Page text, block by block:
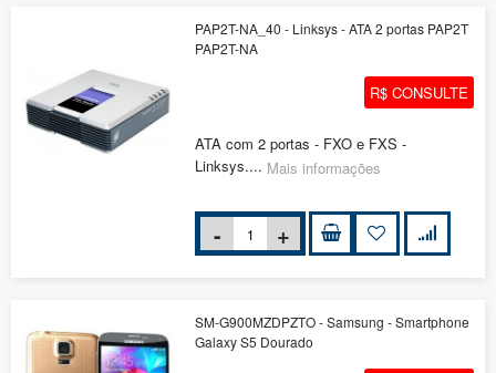
PAP2T-NA_40 - Linksys - ATA 2 portas PAP2T
PAP2T-NA
R$ CONSULTE
ATA com 2 portas - FXO e FXS -
Linksys.... Mais informações
SM-G900MZDPZTO - Samsung - Smartphone
Galaxy S5 Dourado